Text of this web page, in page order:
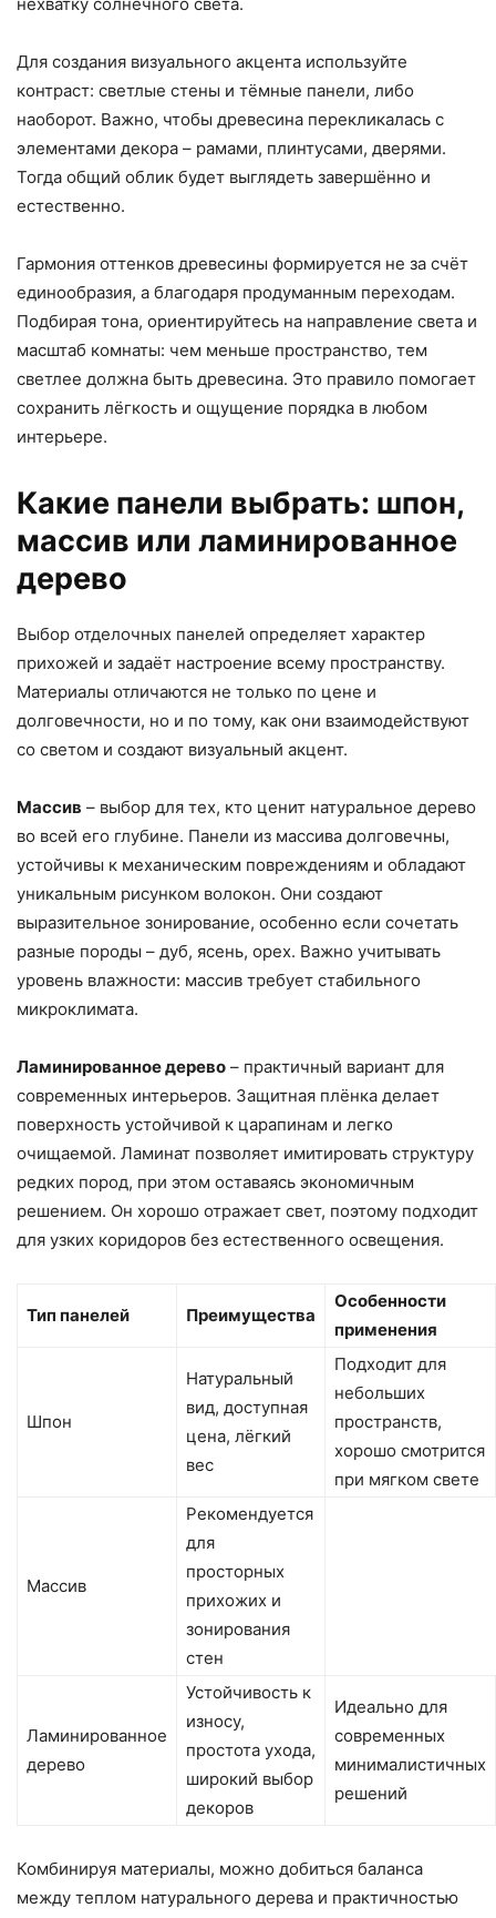
Для создания визуального акцента используйте
контраст: светлые стены и тёмные панели, либо
наоборот. Важно, чтобы древесина перекликалась с
элементами декора – рамами, плинтусами, дверями.
Тогда общий облик будет выглядеть завершённо и
естественно.
Гармония оттенков древесины формируется не за счёт
единообразия, а благодаря продуманным переходам.
Подбирая тона, ориентируйтесь на направление света и
масштаб комнаты: чем меньше пространство, тем
светлее должна быть древесина. Это правило помогает
сохранить лёгкость и ощущение порядка в любом
интерьере.
Какие панели выбрать: шпон,
массив или ламинированное
дерево
Выбор отделочных панелей определяет характер
прихожей и задаёт настроение всему пространству.
Материалы отличаются не только по цене и
долговечности, но и по тому, как они взаимодействуют
со светом и создают визуальный акцент.
Массив – выбор для тех, кто ценит натуральное дерево
во всей его глубине. Панели из массива долговечны,
устойчивы к механическим повреждениям и обладают
уникальным рисунком волокон. Они создают
выразительное зонирование, особенно если сочетать
разные породы – дуб, ясень, орех. Важно учитывать
уровень влажности: массив требует стабильного
микроклимата.
Ламинированное дерево – практичный вариант для
современных интерьеров. Защитная плёнка делает
поверхность устойчивой к царапинам и легко
очищаемой. Ламинат позволяет имитировать структуру
редких пород, при этом оставаясь экономичным
решением. Он хорошо отражает свет, поэтому подходит
для узких коридоров без естественного освещения.
Тип панелей Преимущества
Особенности
применения
Шпон
Натуральный
вид, доступная
цена, лёгкий
вес
Подходит для
небольших
пространств,
хорошо смотрится
при мягком свете
Массив
Рекомендуется
для
просторных
прихожих и
зонирования
стен
Ламинированное
дерево
Устойчивость к
износу,
простота ухода,
широкий выбор
декоров
Идеально для
современных
минималистичных
решений
Комбинируя материалы, можно добиться баланса
между теплом натурального дерева и практичностью